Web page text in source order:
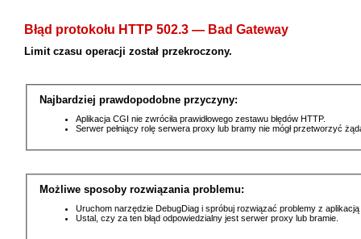
Błąd protokołu HTTP 502.3 — Bad Gateway
Limit czasu operacji został przekroczony.
Najbardziej prawdopodobne przyczyny:
Aplikacja CGI nie zwróciła prawidłowego zestawu błędów HTTP.
Serwer pełniący rolę serwera proxy lub bramy nie mógł przetworzyć
Możliwe sposoby rozwiązania problemu:
Uruchom narzędzie DebugDiag i spróbuj rozwiązać problemy z
Ustal, czy za ten błąd odpowiedzialny jest serwer proxy lub bramie.